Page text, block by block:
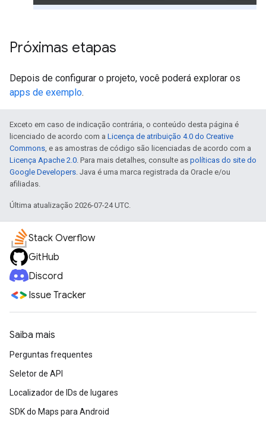
Próximas etapas
Depois de configurar o projeto, você poderá explorar os
apps de exemplo.
Exceto em caso de indicação contrária, o conteúdo desta página é
licenciado de acordo com a Licença de atribuição 4.0 do Creative
Commons , e as amostras de código são licenciadas de acordo com a
Licença Apache 2.0 . Para mais detalhes, consulte as políticas do site do
Google Developers . Java é uma marca registrada da Oracle e/ou
afiliadas.
Última atualização 2026-07-24 UTC.
Stack Overflow
GitHub
Discord
Issue Tracker
Saiba mais
Perguntas frequentes
Seletor de API
Localizador de IDs de lugares
SDK do Maps para Android